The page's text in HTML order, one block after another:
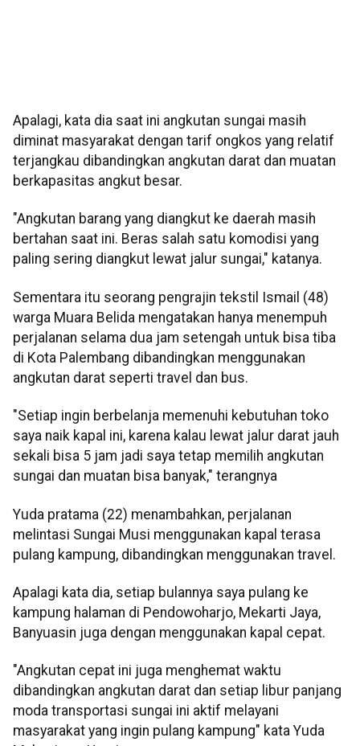
Apalagi, kata dia saat ini angkutan sungai masih
diminat masyarakat dengan tarif ongkos yang relatif
terjangkau dibandingkan angkutan darat dan muatan
berkapasitas angkut besar.
"Angkutan barang yang diangkut ke daerah masih
bertahan saat ini. Beras salah satu komodisi yang
paling sering diangkut lewat jalur sungai," katanya.
Sementara itu seorang pengrajin tekstil Ismail (48)
warga Muara Belida mengatakan hanya menempuh
perjalanan selama dua jam setengah untuk bisa tiba
di Kota Palembang dibandingkan menggunakan
angkutan darat seperti travel dan bus.
"Setiap ingin berbelanja memenuhi kebutuhan toko
saya naik kapal ini, karena kalau lewat jalur darat jauh
sekali bisa 5 jam jadi saya tetap memilih angkutan
sungai dan muatan bisa banyak," terangnya
Yuda pratama (22) menambahkan, perjalanan
melintasi Sungai Musi menggunakan kapal terasa
pulang kampung, dibandingkan menggunakan travel.
Apalagi kata dia, setiap bulannya saya pulang ke
kampung halaman di Pendowoharjo, Mekarti Jaya,
Banyuasin juga dengan menggunakan kapal cepat.
"Angkutan cepat ini juga menghemat waktu
dibandingkan angkutan darat dan setiap libur panjang
moda transportasi sungai ini aktif melayani
masyarakat yang ingin pulang kampung" kata Yuda